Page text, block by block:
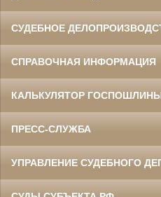
СУДЕБНОЕ
СПРАВОЧНАЯ ИНФОРМАЦИЯ
КАЛЬКУЛЯТОР
ПРЕСС-СЛУЖБА
УПРАВЛЕНИЕ СУДЕБНОГО